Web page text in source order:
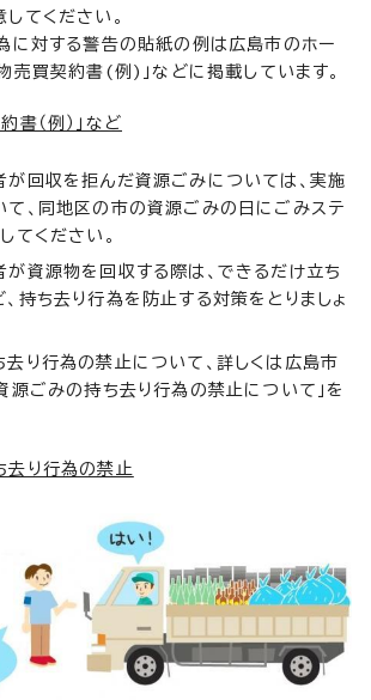
てください。
に対する警告の貼紙の例は広島市のホー
売買契約書(例)」などに掲載しています。
書（例）」など
が回収を拒んだ資源ごみについては、実施
て、同地区の市の資源ごみの日にごみステ
てください。
資源物を回収する際は、できるだけ立ち
持ち去り行為を防止する対策をとりましょ
り行為の禁止について、詳しくは広島市
源ごみの持ち去り行為の禁止について」を
去り行為の禁止